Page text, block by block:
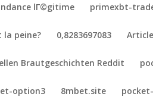
lГ©gitime primexbt-
la peine? 0,8283697083
Brautgeschichten Reddit
option3 8mbet.site